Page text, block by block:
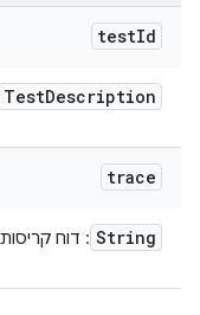
testId
TestDescription
trace
String : דוח